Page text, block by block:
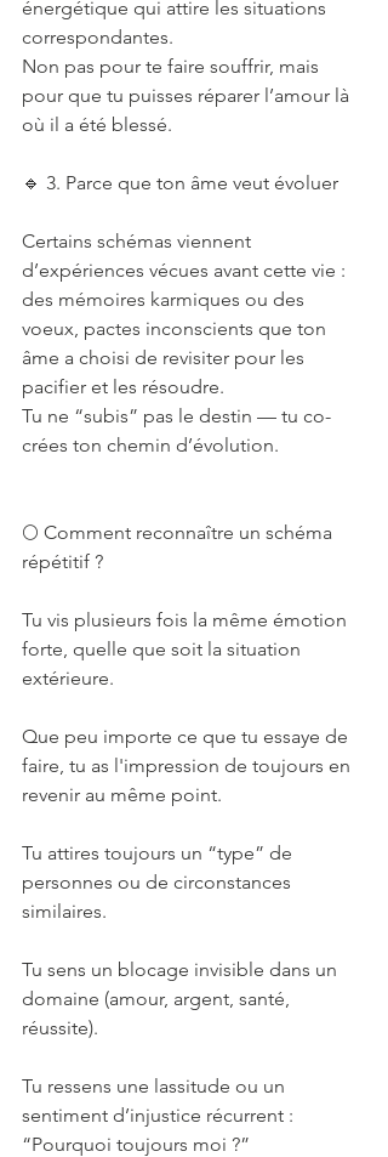
énergétique qui attire les situations
correspondantes.
Non pas pour te faire souffrir, mais
pour que tu puisses réparer l’amour là
où il a été blessé.
🔹 3. Parce que ton âme veut évoluer
Certains schémas viennent
d’expériences vécues avant cette vie :
des mémoires karmiques ou des
voeux, pactes inconscients que ton
âme a choisi de revisiter pour les
pacifier et les résoudre.
Tu ne “subis” pas le destin — tu co-
crées ton chemin d’évolution.
🌕 Comment reconnaître un schéma
répétitif ?
Tu vis plusieurs fois la même émotion
forte, quelle que soit la situation
extérieure.
Que peu importe ce que tu essaye de
faire, tu as l'impression de toujours en
revenir au même point.
Tu attires toujours un “type” de
personnes ou de circonstances
similaires.
Tu sens un blocage invisible dans un
domaine (amour, argent, santé,
réussite).
Tu ressens une lassitude ou un
sentiment d’injustice récurrent :
“Pourquoi toujours moi ?”